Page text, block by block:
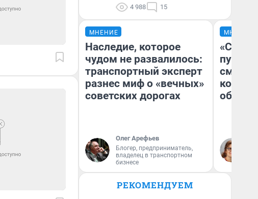
4 988 15
МНЕНИЕ
Наследие, которое
чудом не развалилось:
транспортный эксперт
разнес миф о «вечных»
советских дорогах
Олег Арефьев
Блогер, предприниматель,
владелец в транспортном
бизнесе
МНЕНИЕ
РЕКОМЕНДУЕМ